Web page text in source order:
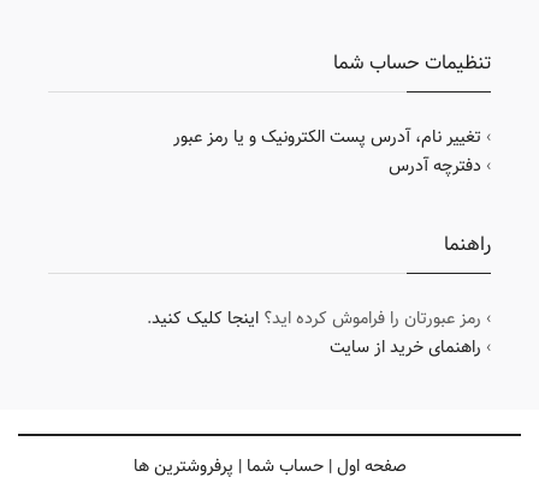
تنظیمات حساب شما
› تغییر نام، آدرس پست الکترونیک و یا رمز عبور
› دفترچه آدرس
راهنما
› رمز عبورتان را فراموش کرده اید؟ اینجا کلیک کنید.
› راهنمای خرید از سایت
صفحه اول|حساب شما | پرفروشترین ها